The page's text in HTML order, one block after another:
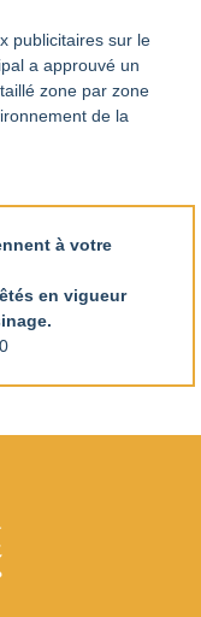
publicitaires sur le
a approuvé un
zone par zone
de la
à votre
en vigueur